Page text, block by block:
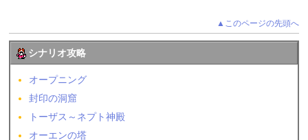
▲このページの先頭へ
シナリオ攻略
オープニング
封印の洞窟
トーザス～ネプト神殿
オーエンの塔